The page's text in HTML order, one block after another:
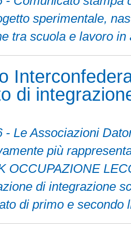
sperimentale,
tra scuola e lavoro
di
- Le Associazioni
più
OCCUPAZIONE
di integrazione
di primo e secondo